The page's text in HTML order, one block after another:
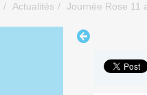
Actualités Journée Rose 11